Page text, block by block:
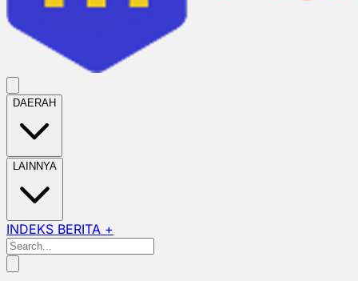
DAERAH
LAINNYA
INDEKS BERITA +